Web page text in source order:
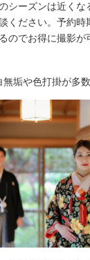
シーズンは近くな
ください。予約時
のでお得に撮影が
無垢や色打掛が多数